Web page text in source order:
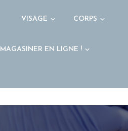
VISAGE CORPS
MAGASINER EN LIGNE !